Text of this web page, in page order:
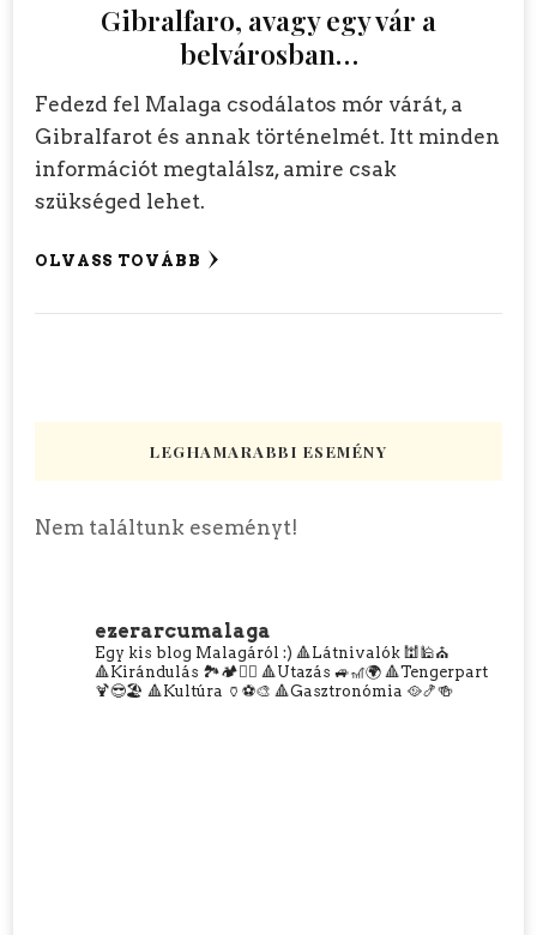
Gibralfaro, avagy egy vár a
belvárosban…
Fedezd fel Malaga csodálatos mór várát, a
Gibralfarot és annak történelmét. Itt minden
információt megtalálsz, amire csak
szükséged lehet.
OLVASS TOVÁBB
LEGHAMARABBI ESEMÉNY
Nem találtunk eseményt!
ezerarcumalaga
Egy kis blog Malagáról :) 🔺Látnivalók 🕍🕌⛪
🔺Kirándulás 🏞️🏕️🧗‍♀️ 🔺Utazás 🚙🎢🌍 🔺Tengerpart
🍹😎🏖️ 🔺Kultúra 🏺⚽🎨 🔺Gasztronómia 🥘🍤🍻